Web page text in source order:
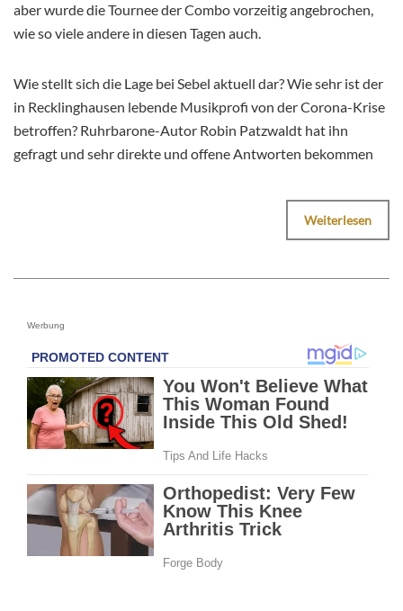
aber wurde die Tournee der Combo vorzeitig angebrochen,
wie so viele andere in diesen Tagen auch.
Wie stellt sich die Lage bei Sebel aktuell dar? Wie sehr ist der
in Recklinghausen lebende Musikprofi von der Corona-Krise
betroffen? Ruhrbarone-Autor Robin Patzwaldt hat ihn
gefragt und sehr direkte und offene Antworten bekommen
Weiterlesen
Werbung